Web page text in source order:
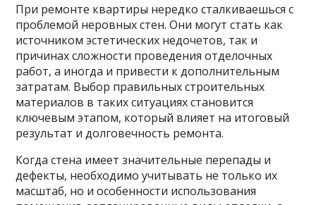
При ремонте квартиры нередко сталкиваешься с
проблемой неровных стен. Они могут стать как
источником эстетических недочетов, так и
причинах сложности проведения отделочных
работ, а иногда и привести к дополнительным
затратам. Выбор правильных строительных
материалов в таких ситуациях становится
ключевым этапом, который влияет на итоговый
результат и долговечность ремонта.
Когда стена имеет значительные перепады и
дефекты, необходимо учитывать не только их
масштаб, но и особенности использования